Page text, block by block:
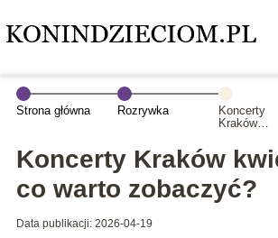
Strona główna Rozrywka
Koncerty
Kraków
warto
zobaczyć?
Koncerty Kraków
co warto zobaczyć?
Data publikacji: 2026-04-19